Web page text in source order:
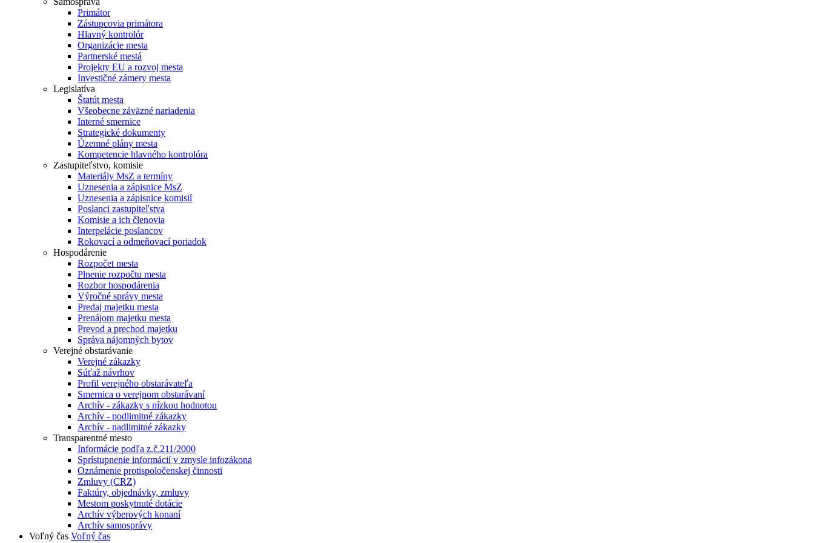
Primátor
Zástupcovia primátora
Hlavný kontrolór
Organizácie mesta
Partnerské mestá
Projekty EU a rozvoj mesta
Investičné zámery mesta
Legislatíva
Štatút mesta
Všeobecne záväzné nariadenia
Interné smernice
Strategické dokumenty
Územné plány mesta
Kompetencie hlavného kontrolóra
Zastupiteľstvo, komisie
Materiály MsZ a termíny
Uznesenia a zápisnice MsZ
Uznesenia a zápisnice komisií
Poslanci zastupiteľstva
Komisie a ich členovia
Interpelácie poslancov
Rokovací a odmeňovací poriadok
Hospodárenie
Rozpočet mesta
Plnenie rozpočtu mesta
Rozbor hospodárenia
Výročné správy mesta
Predaj majetku mesta
Prenájom majetku mesta
Prevod a prechod majetku
Správa nájomných bytov
Verejné obstarávanie
Verejné zákazky
Súťaž návrhov
Profil verejného obstarávateľa
Smernica o verejnom obstarávaní
Archív - zákazky s nízkou hodnotou
Archív - podlimitné zákazky
Archív - nadlimitné zákazky
Transparentné mesto
Informácie podľa z.č.211/2000
Sprístupnenie informácií v zmysle infozákona
Oznámenie protispoločenskej činnosti
Zmluvy (CRZ)
Faktúry, objednávky, zmluvy
Mestom poskytnuté dotácie
Archív výberových konaní
Archív samosprávy
Voľný čas Voľný čas